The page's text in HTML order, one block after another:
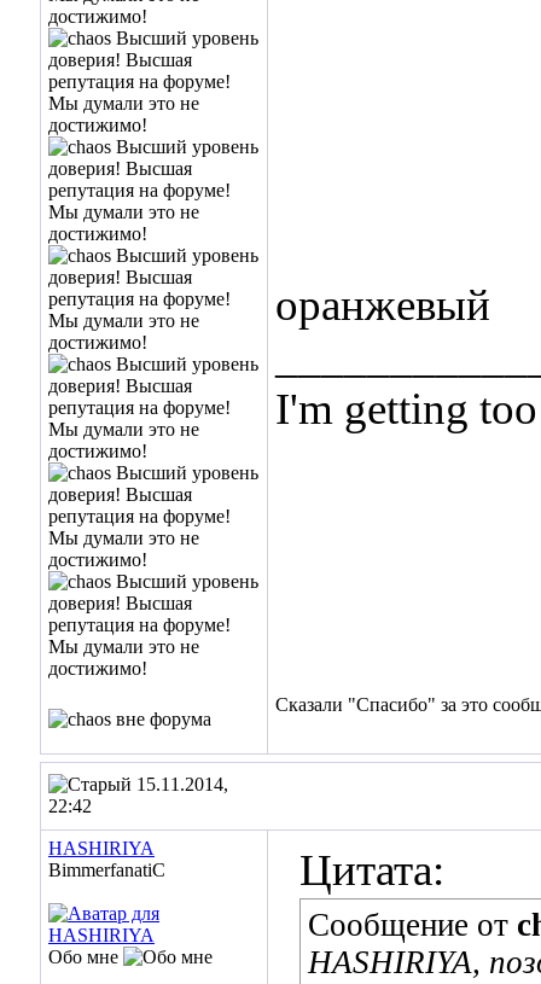
оранжевый
I'm getting
Сказали "Спасибо" за это
15.11.2014,
22:42
HASHIRIYA
BimmerfanatiC
Обо мне
Цитата:
Сообщение от
HASHIRIYA,